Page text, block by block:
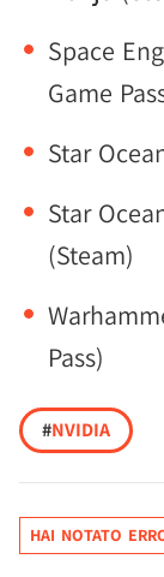
Space
Game
Star
Star
(Steam)
Pass)
#NVIDIA
HAI NOTATO